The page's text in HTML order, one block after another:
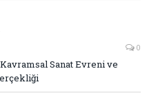
0
Kavramsal Sanat Evreni ve